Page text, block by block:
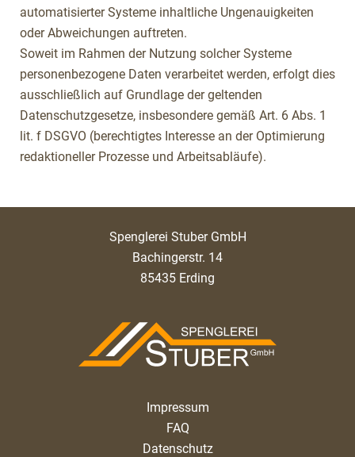
automatisierter Systeme inhaltliche Ungenauigkeiten
oder Abweichungen auftreten.
Soweit im Rahmen der Nutzung solcher Systeme
personenbezogene Daten verarbeitet werden, erfolgt dies
ausschließlich auf Grundlage der geltenden
Datenschutzgesetze, insbesondere gemäß Art. 6 Abs. 1
lit. f DSGVO (berechtigtes Interesse an der Optimierung
redaktioneller Prozesse und Arbeitsabläufe).
Spenglerei Stuber GmbH
Bachingerstr. 14
85435 Erding
Impressum
FAQ
Datenschutz